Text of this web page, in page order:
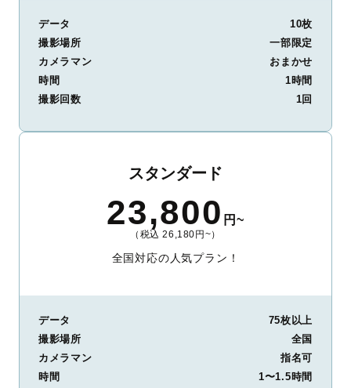
データ
10枚
撮影場所
一部限定
カメラマン
おまかせ
時間
1時間
撮影回数
1回
スタンダード
23,800 円~
（税込 26,180円~）
全国対応の人気プラン！
データ
75枚以上
撮影場所
全国
カメラマン
指名可
時間
1〜1.5時間